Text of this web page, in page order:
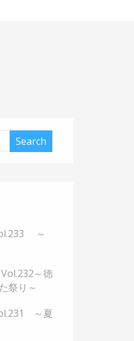
～
～徳
祭り～
～夏